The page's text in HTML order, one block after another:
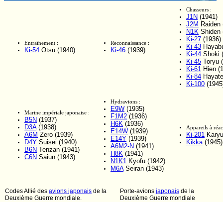
Entraînement :
Ki-54 Otsu (1940)
Reconnaissance :
Ki-46 (1939)
Chasseurs :
J1N (1941)
J2M Raiden
N1K Shiden
Ki-27 (1936)
Ki-43
Ki-44 Shoki
Ki-45 Toryu
Ki-61 Hien
Ki-84
Ki-100
Marine impériale japonaise :
B5N (1937)
D3A(1938)
A6M Zero (1939)
D4Y Suisei (1940)
B6N Tenzan (1941)
C6N Saiun (1943)
Hydravions :
E9W (1935)
F1M2 (1936)
H6K (1936)
E14W (1939)
E14Y (1939)
A6M2-N (1941)
H8K (1941)
N1K1 Kyofu (1942)
M6ASeiran (1943)
Appareils à
Ki-201
Kikka (1945)
Codes Allié des avions japonais de la
Deuxième Guerre mondiale.
Porte-avions japonais de la
Deuxième Guerre mondiale